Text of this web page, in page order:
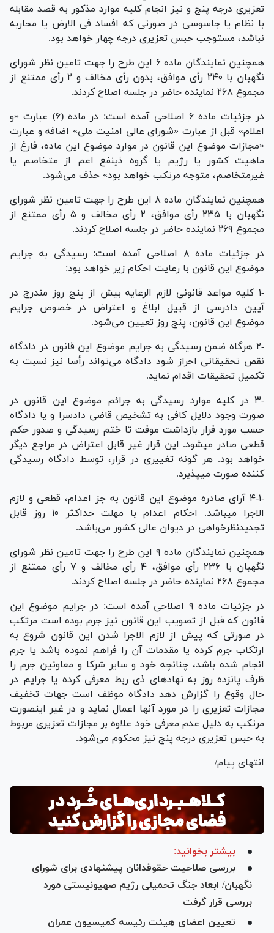
تعزیری درجه پنج و نیز انجام کلیه موارد مذکور به قصد مقابله
با نظام یا جاسوسی در صورتی که افساد فی الارض یا محاربه
نباشد، مستوجب حبس تعزیری درجه چهار خواهد بود.
همچنین نمایندگان ماده ۶ این طرح را جهت تامین نظر شورای
نگهبان با ۲۴۰ رأی موافق، بدون رأی مخالف و ۲ رأی ممتنع از
مجموع ۲۶۸ نماینده حاضر در جلسه اصلاح کردند.
در جزئیات ماده ۶ اصلاحی آمده است: در ماده (۶) عبارت «و
اعلام» قبل از عبارت «شورای عالی امنیت ملی» اضافه و عبارت
«مجازات موضوع این قانون در موارد موضوع این ماده، فارغ از
ماهیت کشور یا رژیم یا گروه ذینفع اعم از متخاصم یا
غیرمتخاصم، متوجه مرتکب خواهد بود» حذف می‌شود.
همچنین نمایندگان ماده ۸ این طرح را جهت تامین نظر شورای
نگهبان با ۲۳۵ رأی موافق، ۲ رأی مخالف و ۵ رأی ممتنع از
مجموع ۲۶۹ نماینده حاضر در جلسه اصلاح کردند.
در جزئیات ماده ۸ اصلاحی آمده است: رسیدگی به جرایم
موضوع این قانون با رعایت احکام زیر خواهد بود:
-۱ کلیه مواعد قانونی لازم الرعایه بیش از پنج روز مندرج در
آیین دادرسی از قبیل ابلاغ و اعتراض در خصوص جرایم
موضوع این قانون، پنج روز تعیین می‌شود.
-۲ هرگاه ضمن رسیدگی به جرایم موضوع این قانون در دادگاه
نقص تحقیقاتی احراز شود دادگاه می‌تواند رأسا نیز نسبت به
تکمیل تحقیقات اقدام نماید.
-۳ در کلیه موارد رسیدگی به جرائم موضوع این قانون در
صورت وجود دلایل کافی به تشخیص قاضی دادسرا و یا دادگاه
حسب مورد قرار بازداشت موقت تا ختم رسیدگی و صدور حکم
قطعی صادر میشود. این قرار غیر قابل اعتراض در مراجع دیگر
خواهد بود. هر گونه تغییری در قرار، توسط دادگاه رسیدگی
کننده صورت میپذیرد.
-۴-۱ آرای صادره موضوع این قانون به جز اعدام، قطعی و لازم
الاجرا میباشد. احکام اعدام با مهلت حداکثر ۱۰ روز قابل
تجدیدنظرخواهی در دیوان عالی کشور می‌باشد.
همچنین نمایندگان ماده ۹ این طرح را جهت تامین نظر شورای
نگهبان با ۲۳۶ رأی موافق، ۴ رأی مخالف و ۷ رأی ممتنع از
مجموع ۲۶۸ نماینده حاضر در جلسه اصلاح کردند.
در جزئیات ماده ۹ اصلاحی آمده است: در جرایم موضوع این
قانون که قبل از تصویب این قانون نیز جرم بوده است مرتکب
در صورتی که پیش از لازم الاجرا شدن این قانون شروع به
ارتکاب جرم کرده یا مقدمات آن را فراهم نموده باشد یا جرم
انجام شده باشد، چنانچه خود و سایر شرکا و معاونین جرم را
ظرف پانزده روز به نهاد‌های ذی ربط معرفی کرده یا جرایم در
حال وقوع را گزارش دهد دادگاه موظف است جهات تخفیف
مجازات تعزیری را در مورد آنها اعمال نماید و در غیر اینصورت
مرتکب به دلیل عدم معرفی خود علاوه بر مجازات تعزیری مربوط
به حبس تعزیری درجه پنج نیز محکوم می‌شود.
انتهای پیام/
بیشتر بخوانید:
بررسی صلاحیت حقوقدانان پیشنهادی برای شورای
نگهبان/ ابعاد جنگ تحمیلی رژیم صهیونیستی مورد
بررسی قرار گرفت
تعیین اعضای هیئت رئیسه کمیسیون عمران